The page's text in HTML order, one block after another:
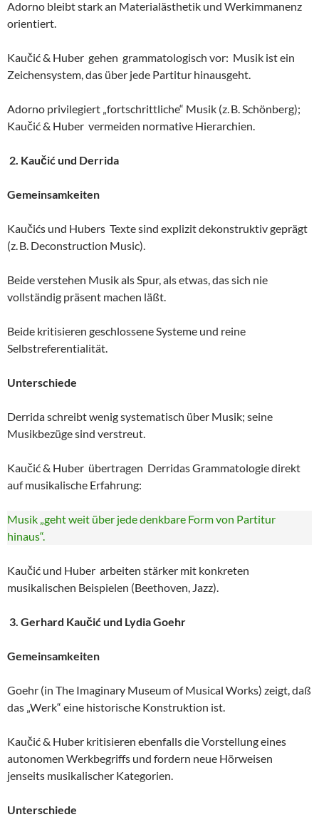
Adorno bleibt stark an Materialästhetik und Werkimmanenz
orientiert.
Kaučić & Huber gehen grammatologisch vor: Musik ist ein
Zeichensystem, das über jede Partitur hinausgeht.
Adorno privilegiert „fortschrittliche“ Musik (z. B. Schönberg);
Kaučić & Huber vermeiden normative Hierarchien.
2. Kaučić und Derrida
Gemeinsamkeiten
Kaučićs und Hubers Texte sind explizit dekonstruktiv geprägt
(z. B. Deconstruction Music).
Beide verstehen Musik als Spur, als etwas, das sich nie
vollständig präsent machen läßt.
Beide kritisieren geschlossene Systeme und reine
Selbstreferentialität.
Unterschiede
Derrida schreibt wenig systematisch über Musik; seine
Musikbezüge sind verstreut.
Kaučić & Huber übertragen Derridas Grammatologie direkt
auf musikalische Erfahrung:
Musik „geht weit über jede denkbare Form von Partitur
hinaus“.
Kaučić und Huber arbeiten stärker mit konkreten
musikalischen Beispielen (Beethoven, Jazz).
3. Gerhard Kaučić und Lydia Goehr
Gemeinsamkeiten
Goehr (in The Imaginary Museum of Musical Works) zeigt, daß
das „Werk“ eine historische Konstruktion ist.
Kaučić & Huber kritisieren ebenfalls die Vorstellung eines
autonomen Werkbegriffs und fordern neue Hörweisen
jenseits musikalischer Kategorien.
Unterschiede